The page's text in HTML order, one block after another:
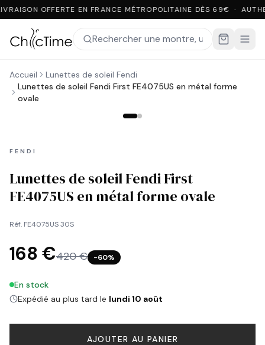
OFFERTE EN FRANCE MÉTROPOLITAINE DÈS 69€ ·
Accueil
Lunettes de soleil Fendi
Lunettes de soleil Fendi First FE4075US en métal forme
ovale
FENDI
Lunettes de soleil Fendi First
FE4075US en métal forme ovale
Réf. FE4075US 30S
168 €420 € −60%
En stock
Expédié au plus tard le lundi 10 août
AJOUTER AU PANIER